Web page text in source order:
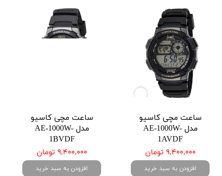
ساعت مچی کاسیو
مدل AE-1000W-
1AVDF
۹,۴۰۰,۰۰۰ تومان
افزودن به سبد خرید
ساعت مچی کاسیو
مدل AE-1000W-
1BVDF
۹,۴۰۰,۰۰۰ تومان
افزودن به سبد خرید